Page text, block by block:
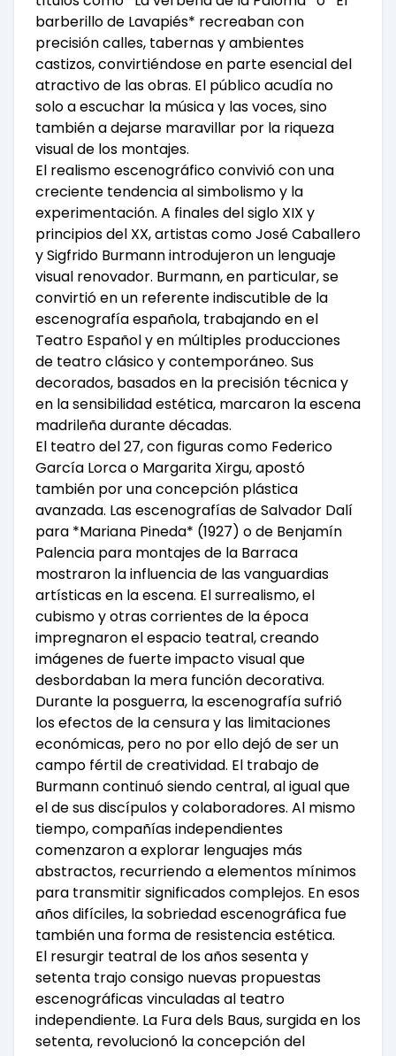
barberillo de Lavapiés* recreaban con
precisión calles, tabernas y ambientes
castizos, convirtiéndose en parte esencial del
atractivo de las obras. El público acudía no
solo a escuchar la música y las voces, sino
también a dejarse maravillar por la riqueza
visual de los montajes.
El realismo escenográfico convivió con una
creciente tendencia al simbolismo y la
experimentación. A finales del siglo XIX y
principios del XX, artistas como José Caballero
y Sigfrido Burmann introdujeron un lenguaje
visual renovador. Burmann, en particular, se
convirtió en un referente indiscutible de la
escenografía española, trabajando en el
Teatro Español y en múltiples producciones
de teatro clásico y contemporáneo. Sus
decorados, basados en la precisión técnica y
en la sensibilidad estética, marcaron la escena
madrileña durante décadas.
El teatro del 27, con figuras como Federico
García Lorca o Margarita Xirgu, apostó
también por una concepción plástica
avanzada. Las escenografías de Salvador Dalí
para *Mariana Pineda* (1927) o de Benjamín
Palencia para montajes de la Barraca
mostraron la influencia de las vanguardias
artísticas en la escena. El surrealismo, el
cubismo y otras corrientes de la época
impregnaron el espacio teatral, creando
imágenes de fuerte impacto visual que
desbordaban la mera función decorativa.
Durante la posguerra, la escenografía sufrió
los efectos de la censura y las limitaciones
económicas, pero no por ello dejó de ser un
campo fértil de creatividad. El trabajo de
Burmann continuó siendo central, al igual que
el de sus discípulos y colaboradores. Al mismo
tiempo, compañías independientes
comenzaron a explorar lenguajes más
abstractos, recurriendo a elementos mínimos
para transmitir significados complejos. En esos
años difíciles, la sobriedad escenográfica fue
también una forma de resistencia estética.
El resurgir teatral de los años sesenta y
setenta trajo consigo nuevas propuestas
escenográficas vinculadas al teatro
independiente. La Fura dels Baus, surgida en los
setenta, revolucionó la concepción del